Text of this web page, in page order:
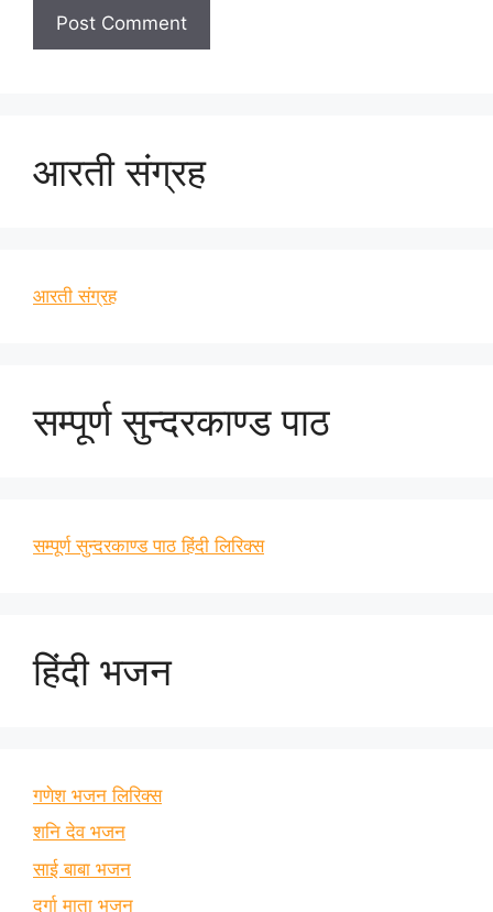
आरती संग्रह
आरती संग्रह
सम्पूर्ण सुन्दरकाण्ड पाठ
सम्पूर्ण सुन्दरकाण्ड पाठ हिंदी लिरिक्स
हिंदी भजन
गणेश भजन लिरिक्स
शनि देव भजन
साई बाबा भजन
दुर्गा माता भजन